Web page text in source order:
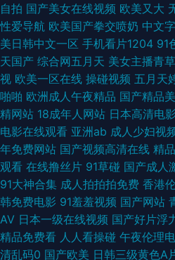
大香蕉 男人的天堂性爱图 亚洲一区二区蜜
成人无码专区 91国产白丝极品精品 成人
91综合视频在线播放 激情五月天婷婷文
爱网www 久久九九综合 亚洲中文别类日
探花视频在线观看网址 91免费版网站在
91精品视频在线 大香蕉操肏AV 欧美啪色
频在线 极品五月花综合 探花精品第八页
自拍 国产美女在线视频 欧美又大
性爱导航 欧美国产拳交喷奶 中文
美日韩中文一区 手机看片1204 91
天国产 综合网五月天 美女主播青草
视 欧美一区在线 操碰视频 五月天
啪啪 欧洲成人午夜精品 国产精品
精网站 18成年人网站 日本高清电
电影在线观看 亚洲ab 成人少妇视
年免费网站 国产视频高清在线 精
观看 在线撸丝片 91草碰 国产成人
91大神合集 成人拍拍拍免费 香港
韩免费电影 91羞羞视频 国产网站
AV 日本一级在线视频 国产好片浮
精品免费看 人人看操碰 午夜伦理
清乱码0 国产欧美 日韩三级黄色A